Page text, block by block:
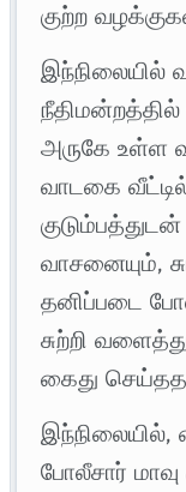
குற்ற
இந்நிலையில்
அருகே உள்ள
வாடகை
வாசனையும்,
தனிப்படை
சுற்றி
கைது
இந்நிலையில்,
போலீசார்